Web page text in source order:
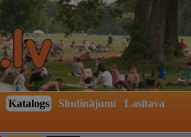
Katalogs Sludinājumi
Lasītava